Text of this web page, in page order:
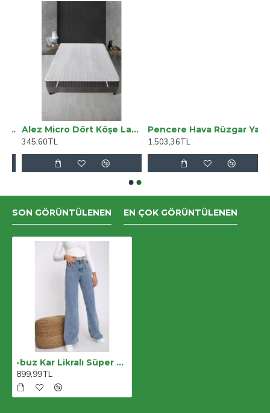
Alez Micro Dört Köşe Lastik Yatak Koruyucu 160*200 Cm
345,60TL
Pencere Hava Rüzgar Yalıtım Filmi 2*2 Metre
1.503,36TL
SON GÖRÜNTÜLENEN EN ÇOK GÖRÜNTÜLENEN
-buz Kar Likralı Süper Yüksek Bel Salaş Jeans Palazzo Pantolon. (süper Yüksek) Wide Leg
899,99TL